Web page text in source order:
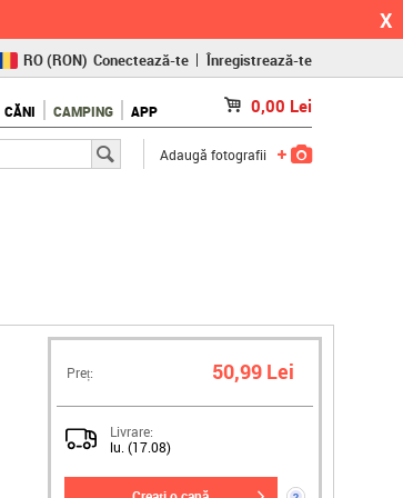
X
(KČ)
SK(€)
RO(RON) Conectează-te Înregistrează-te
CĂNI CAMPING APP 0,00 Lei
Adaugă fotografii
Preț: 50,99 Lei
Livrare:
lu. (17.08)